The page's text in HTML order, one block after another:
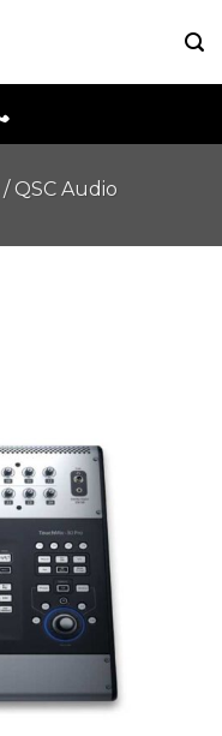
/ QSC Audio